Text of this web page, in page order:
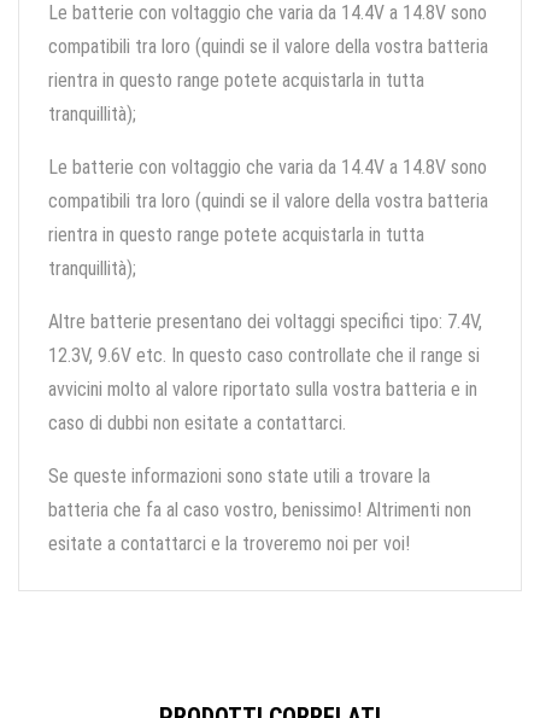
Le batterie con voltaggio che varia da 14.4V a 14.8V sono
compatibili tra loro (quindi se il valore della vostra batteria
rientra in questo range potete acquistarla in tutta
tranquillità);
Le batterie con voltaggio che varia da 14.4V a 14.8V sono
compatibili tra loro (quindi se il valore della vostra batteria
rientra in questo range potete acquistarla in tutta
tranquillità);
Altre batterie presentano dei voltaggi specifici tipo: 7.4V,
12.3V, 9.6V etc. In questo caso controllate che il range si
avvicini molto al valore riportato sulla vostra batteria e in
caso di dubbi non esitate a contattarci.
Se queste informazioni sono state utili a trovare la
batteria che fa al caso vostro, benissimo! Altrimenti non
esitate a contattarci e la troveremo noi per voi!